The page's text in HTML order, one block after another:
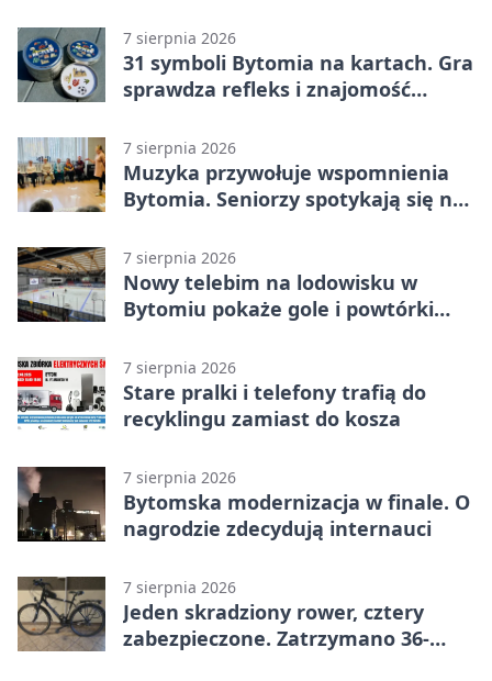
ale stracili zwycięstwo
7 sierpnia 2026
31 symboli Bytomia na kartach. Gra
sprawdza refleks i znajomość
7 sierpnia 2026
Muzyka przywołuje wspomnienia
Bytomia. Seniorzy spotykają się na
7 sierpnia 2026
Nowy telebim na lodowisku w
Bytomiu pokaże gole i powtórki
7 sierpnia 2026
Stare pralki i telefony trafią do
recyklingu zamiast do kosza
7 sierpnia 2026
Bytomska modernizacja w finale. O
nagrodzie zdecydują internauci
7 sierpnia 2026
Jeden skradziony rower, cztery
zabezpieczone. Zatrzymano 36-